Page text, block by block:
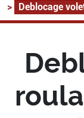
>
Deblocage